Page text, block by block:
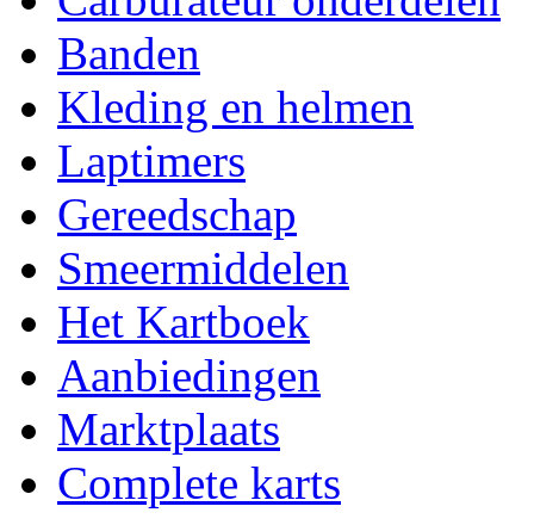
Banden
Kleding en helmen
Laptimers
Gereedschap
Smeermiddelen
Het Kartboek
Aanbiedingen
Marktplaats
Complete karts